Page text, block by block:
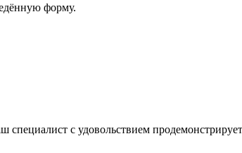
форму.
с удовольствием